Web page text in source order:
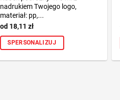
nadrukiem Twojego logo,
materiał: pp,...
18,11 zł
SPERSONALIZUJ